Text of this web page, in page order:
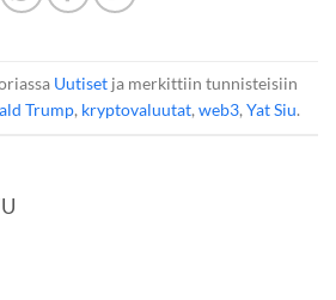
Uutisetja merkittiin tunnisteisiin
Trump, kryptovaluutat, web3, Yat Siu.